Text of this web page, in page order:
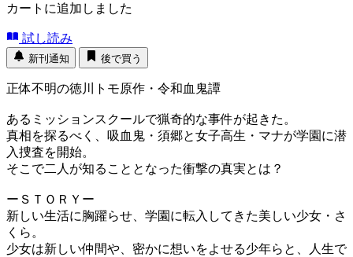
カートに追加しました
試し読み
新刊通知 後で買う
正体不明の徳川トモ原作・令和血鬼譚
あるミッションスクールで猟奇的な事件が起きた。
真相を探るべく、吸血鬼・須郷と女子高生・マナが学園に潜
入捜査を開始。
そこで二人が知ることとなった衝撃の真実とは？
ーＳＴＯＲＹー
新しい生活に胸躍らせ、学園に転入してきた美しい少女・さ
くら。
少女は新しい仲間や、密かに想いをよせる少年らと、人生で